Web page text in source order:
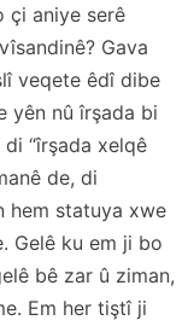
çi aniye serê
Gava
veqete êdî dibe
yên nû îrşada bi
“îrşada xelqê
de, di
hem statuya xwe
Gelê ku em ji bo
bê zar û ziman,
Em her tiştî ji